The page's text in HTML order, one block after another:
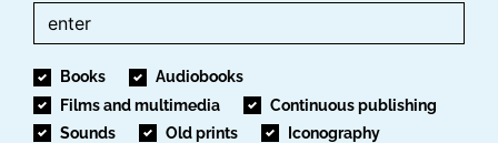
Books
Audiobooks
Films and multimedia
Continuous publishing
Sounds
Old prints
Iconography